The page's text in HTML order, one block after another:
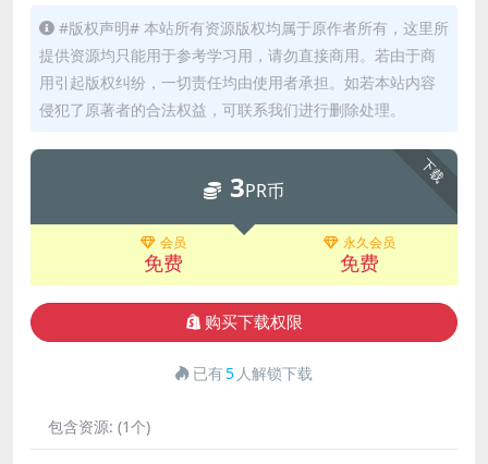
#版权声明# 本站所有资源版权均属于原作者所有，这里所
提供资源均只能用于参考学习用，请勿直接商用。若由于商
用引起版权纠纷，一切责任均由使用者承担。如若本站内容
侵犯了原著者的合法权益，可联系我们进行删除处理。
下载
3PR币
会员
免费
永久会员
免费
购买下载权限
已有5 人解锁下载
包含资源: (1个)